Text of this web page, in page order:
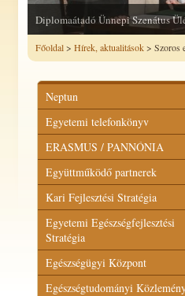
Selye János Szakkollégium
Főoldal> Hírek, aktualitások> Szoros
Neptun
Egyetemi telefonkönyv
ERASMUS / PANNÓNIA
Együttműködő partnerek
Kari Fejlesztési Stratégia
Egyetemi Egészségfejlesztési
Stratégia
Egészségügyi Központ
Egészségtudományi